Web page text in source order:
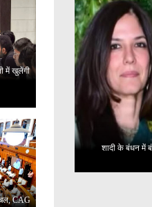
में खुलेंगी
CAG
शादी के बंधन में